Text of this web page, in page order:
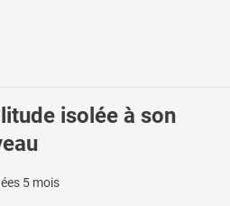
isolée à son
5 mois